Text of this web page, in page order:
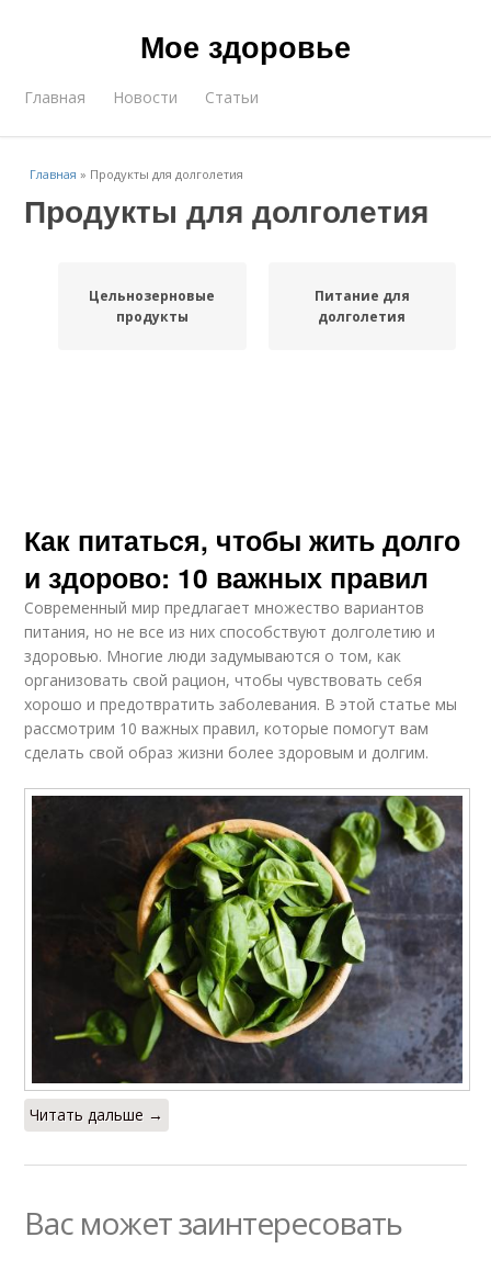
Мое здоровье
Главная Новости Статьи
Главная » Продукты для долголетия
Продукты для долголетия
Цельнозерновые
продукты
Питание для
долголетия
Как питаться, чтобы жить долго
и здорово: 10 важных правил
Современный мир предлагает множество вариантов
питания, но не все из них способствуют долголетию и
здоровью. Многие люди задумываются о том, как
организовать свой рацион, чтобы чувствовать себя
хорошо и предотвратить заболевания. В этой статье мы
рассмотрим 10 важных правил, которые помогут вам
сделать свой образ жизни более здоровым и долгим.
Читать дальше →
Вас может заинтересовать